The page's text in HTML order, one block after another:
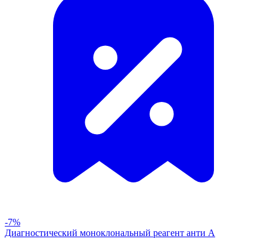
-7%
Диагностический моноклональный реагент анти А